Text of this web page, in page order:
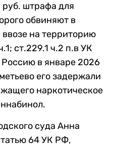
штрафа для
обвиняют в
на территорию
ст.229.1 ч.2 п.в УК
в январе 2026
его задержали
наркотическое
суда Анна
64 УК РФ,